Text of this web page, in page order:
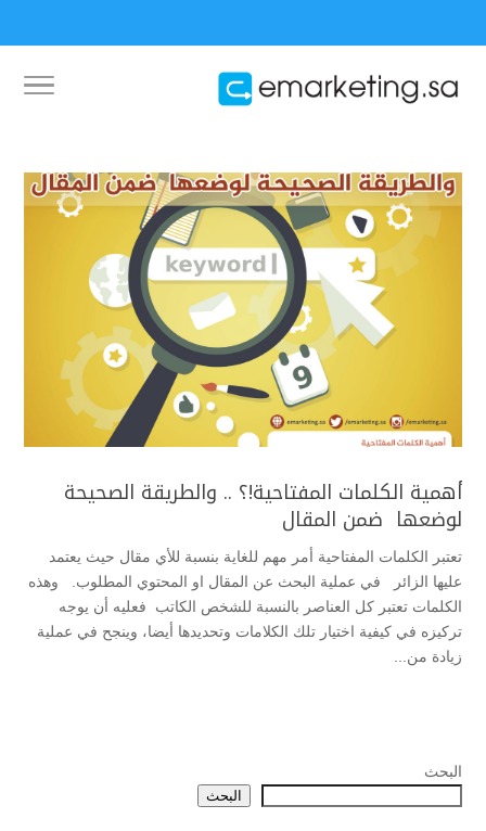
أهمية الكلمات المفتاحية!؟ .. والطريقة الصحيحة
لوضعها ضمن المقال
تعتبر الكلمات المفتاحية أمر مهم للغاية بنسبة للأي مقال حيث يعتمد
عليها الزائر في عملية البحث عن المقال او المحتوي المطلوب. وهذه
الكلمات تعتبر كل العناصر بالنسبة للشخص الكاتب فعليه أن يوجه
تركيزه في كيفية اختيار تلك الكلامات وتحديدها أيضا، وينجح في عملية
زيادة من...
البحث
البحث